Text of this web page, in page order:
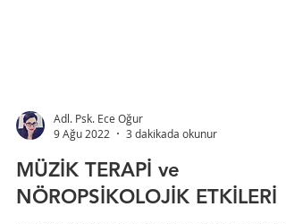
Adl. Psk. Ece Oğur
9 Ağu 2022
3 dakikada okunur
MÜZİK TERAPİ ve